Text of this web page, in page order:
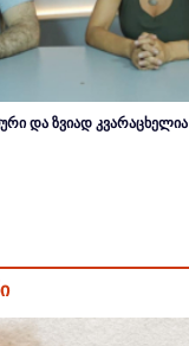
და ზვიად კვარაცხელია